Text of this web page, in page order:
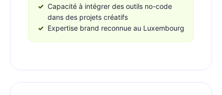
Capacité à intégrer des outils no-code
dans des projets créatifs
Expertise brand reconnue au Luxembourg